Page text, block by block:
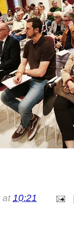
at10:21